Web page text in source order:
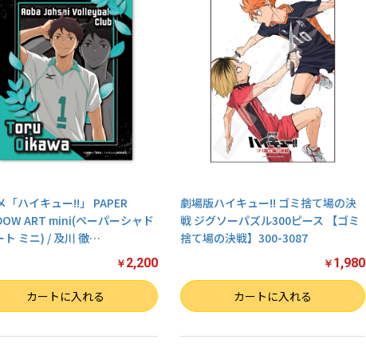
「ハイキュー!!」 PAPER
ART mini(ペーパーシャド
ト ミニ) / 及川 徹…
￥ 2,200
カートに入れる
劇場版ハイキュー!! ゴミ捨て場の決
戦 ジグソーパズル300ピース 【ゴミ
捨て場の決戦】300-3087
￥ 1,980
数量 カートに入れる
続ける カートへ進む